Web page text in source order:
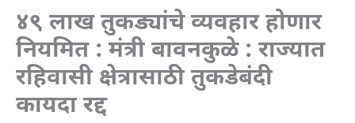
४९ लाख तुकड्यांचे व्यवहार होणार
नियमित : मंत्री बावनकुळे : राज्यात
रहिवासी क्षेत्रासाठी तुकडेबंदी
कायदा रद्द